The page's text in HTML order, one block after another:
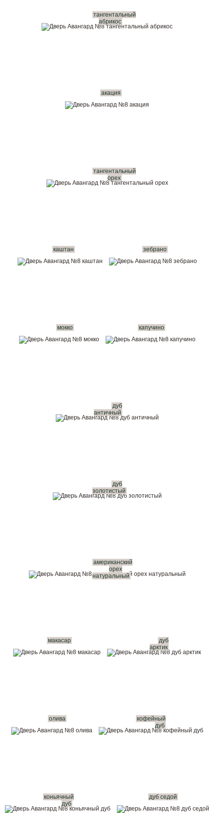
тангентальный
абрикос
акация
тангентальный
орех
каштан зебрано
мокко капучино
дуб
античный
дуб
золотистый
американский
орех
натуральный
макасар
дуб
арктик
олива
кофейный
дуб
коньячный
дуб
дуб седой